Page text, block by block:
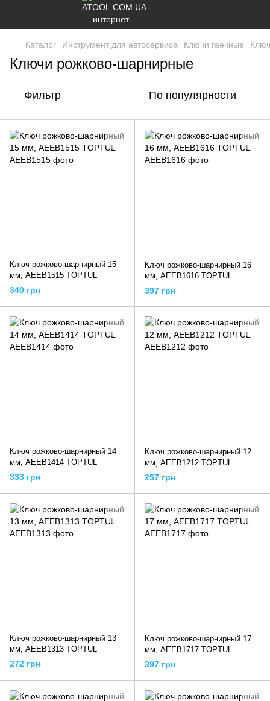
Каталог Инструмент для автосервиса Ключи гаечные
Ключи рожково-шарнирные
Фильтр По популярности
Ключ рожково-шарнирный 15
мм, AEEB1515 TOPTUL
340 грн
Ключ рожково-шарнирный 16
мм, AEEB1616 TOPTUL
397 грн
Ключ рожково-шарнирный 14
мм, AEEB1414 TOPTUL
333 грн
Ключ рожково-шарнирный 12
мм, AEEB1212 TOPTUL
257 грн
Ключ рожково-шарнирный 13
мм, AEEB1313 TOPTUL
272 грн
Ключ рожково-шарнирный 17
мм, AEEB1717 TOPTUL
397 грн